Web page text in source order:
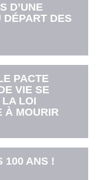
D’UNE
DES
PACTE
VIE SE
LA LOI
À MOURIR
100 ANS !